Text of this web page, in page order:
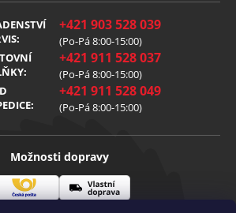
+421 903 528 039
(Po-Pá 8:00-15:00)
+421 911 528 037
(Po-Pá 8:00-15:00)
+421 911 528 049
(Po-Pá 8:00-15:00)
Možnosti dopravy